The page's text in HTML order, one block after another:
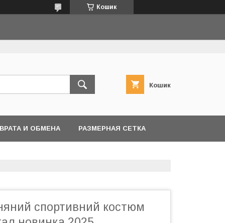
Кошик
Кошик
И ОБМЕНА РАЗМЕРНАЯ СЕТКА
спортивний костюм